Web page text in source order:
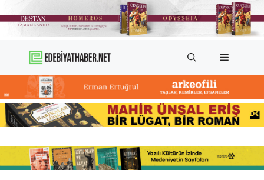
atla
Menü